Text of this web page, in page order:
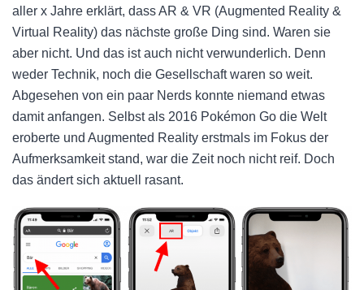
aller x Jahre erklärt, dass AR & VR (Augmented Reality &
Virtual Reality) das nächste große Ding sind. Waren sie
aber nicht. Und das ist auch nicht verwunderlich. Denn
weder Technik, noch die Gesellschaft waren so weit.
Abgesehen von ein paar Nerds konnte niemand etwas
damit anfangen. Selbst als 2016 Pokémon Go die Welt
eroberte und Augmented Reality erstmals im Fokus der
Aufmerksamkeit stand, war die Zeit noch nicht reif. Doch
das ändert sich aktuell rasant.